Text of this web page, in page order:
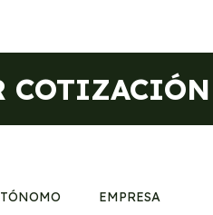
COTIZACIÓN
EMPRESA